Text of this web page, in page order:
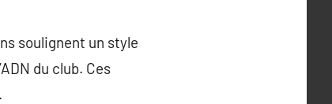
soulignent un style
du club. Ces